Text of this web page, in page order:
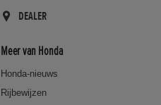
DEALER
Meer van Honda
Honda-nieuws
Rijbewijzen